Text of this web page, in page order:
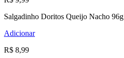
Salgadinho Doritos Queijo Nacho 96g
Adicionar
R$ 8,99